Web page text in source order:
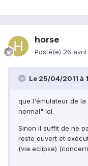
horse
Posté(e) 26 avril
Le 25/04/2011 à
que l'émulateur de
normal" lol.
Sinon il suffit de ne
reste ouvert et
(via eclipse)